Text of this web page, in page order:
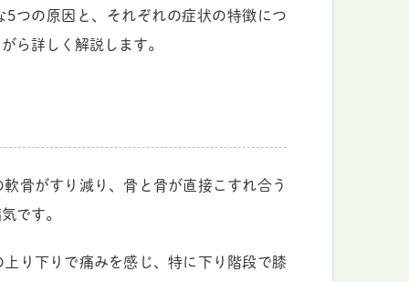
5つの原因と、それぞれの症状の特徴につ
ら詳しく解説します。
骨がすり減り、骨と骨が直接こすれ合う
です。
り下りで痛みを感じ、特に下り階段で膝